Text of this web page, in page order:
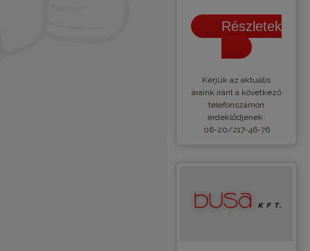
Részletek
Kèrjük az aktuális
áraink iránt a következő
telefonszámon
érdeklődjenek:
06-20/217-46-76